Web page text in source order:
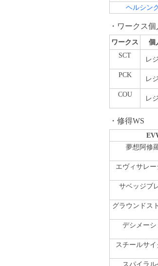
ヘルシン
ワークス個
ワークス 個
SCT
レ
PCK
レ
COU
レ
修得WS
夢想阿修
エヴィサレー
サベッジブ
グラウンドス
デシメーシ
スチールサイ
スパイラ